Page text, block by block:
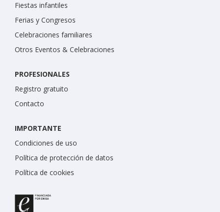
Fiestas infantiles
Ferias y Congresos
Celebraciones familiares
Otros Eventos & Celebraciones
PROFESIONALES
Registro gratuito
Contacto
IMPORTANTE
Condiciones de uso
Política de protección de datos
Política de cookies